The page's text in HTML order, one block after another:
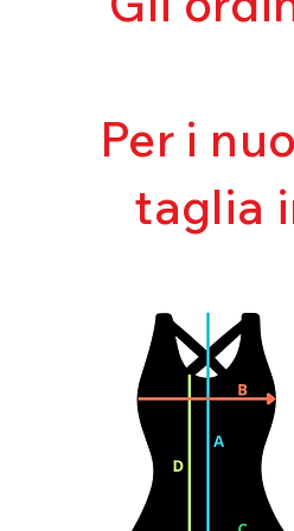
Per i
taglia